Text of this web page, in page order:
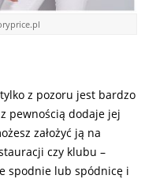
tylko z pozoru jest bardzo
pewnością dodaje jej
założyć ją na
czy klubu –
spodnie lub spódnicę i